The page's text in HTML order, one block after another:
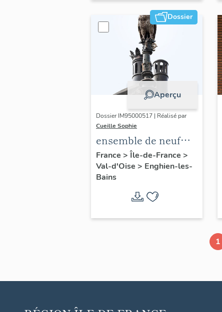
Dossier
Aperçu
Dossier IM95000517 | Réalisé par
Cueille Sophie
ensemble de neuf
épis et décors de
faîtage
France > Île-de-France >
Val-d'Oise > Enghien-les-
Bains
1